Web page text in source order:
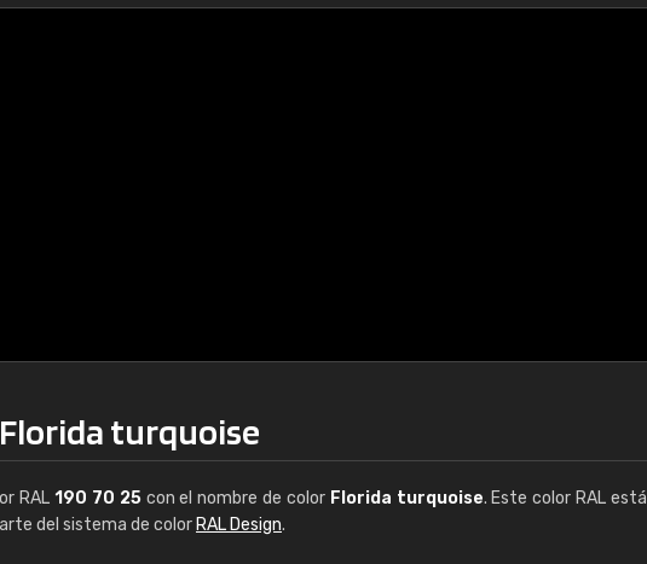
Florida turquoise
RAL190 70 25con el nombre de color Florida turquoise. Este color RAL está
del sistema de color RAL Design.